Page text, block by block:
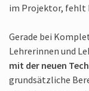
im Projektor, fehlt
Gerade bei
Lehrerinnen und
mit der neuen
grundsätzliche